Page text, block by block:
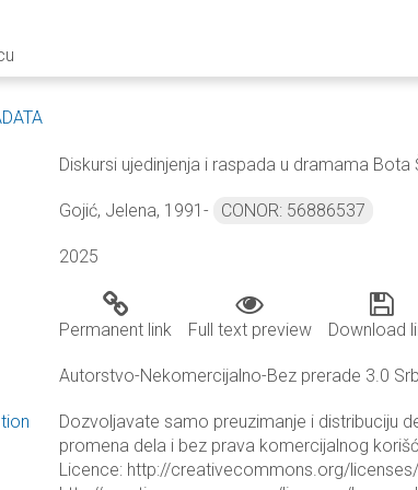
Diskursi ujedinjenja i raspada u dramama
Gojić, Jelena, 1991- CONOR: 56886537
2025
Permanent link Full text preview Download
Autorstvo-Nekomercijalno-Bez prerade 3.0
Dozvoljavate samo preuzimanje i distribuciju
promena dela i bez prava komercijalnog
Licence: http://creativecommons.org/